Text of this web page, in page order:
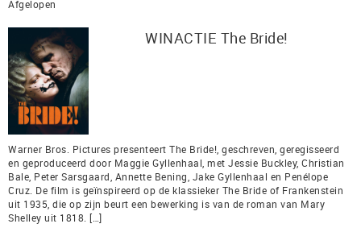
Afgelopen
WINACTIE The Bride!
Warner Bros. Pictures presenteert The Bride!, geschreven, geregisseerd
en geproduceerd door Maggie Gyllenhaal, met Jessie Buckley, Christian
Bale, Peter Sarsgaard, Annette Bening, Jake Gyllenhaal en Penélope
Cruz. De film is geïnspireerd op de klassieker The Bride of Frankenstein
uit 1935, die op zijn beurt een bewerking is van de roman van Mary
Shelley uit 1818. […]